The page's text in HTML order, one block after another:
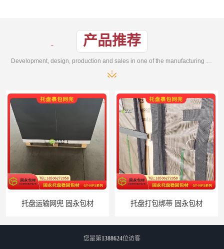
产品推荐
Development, design, production and sales in one of the manufacturing enterprises
托盘运输网兜 固永包材 托盘打包绑带 固永包材
您是第1388624位访客